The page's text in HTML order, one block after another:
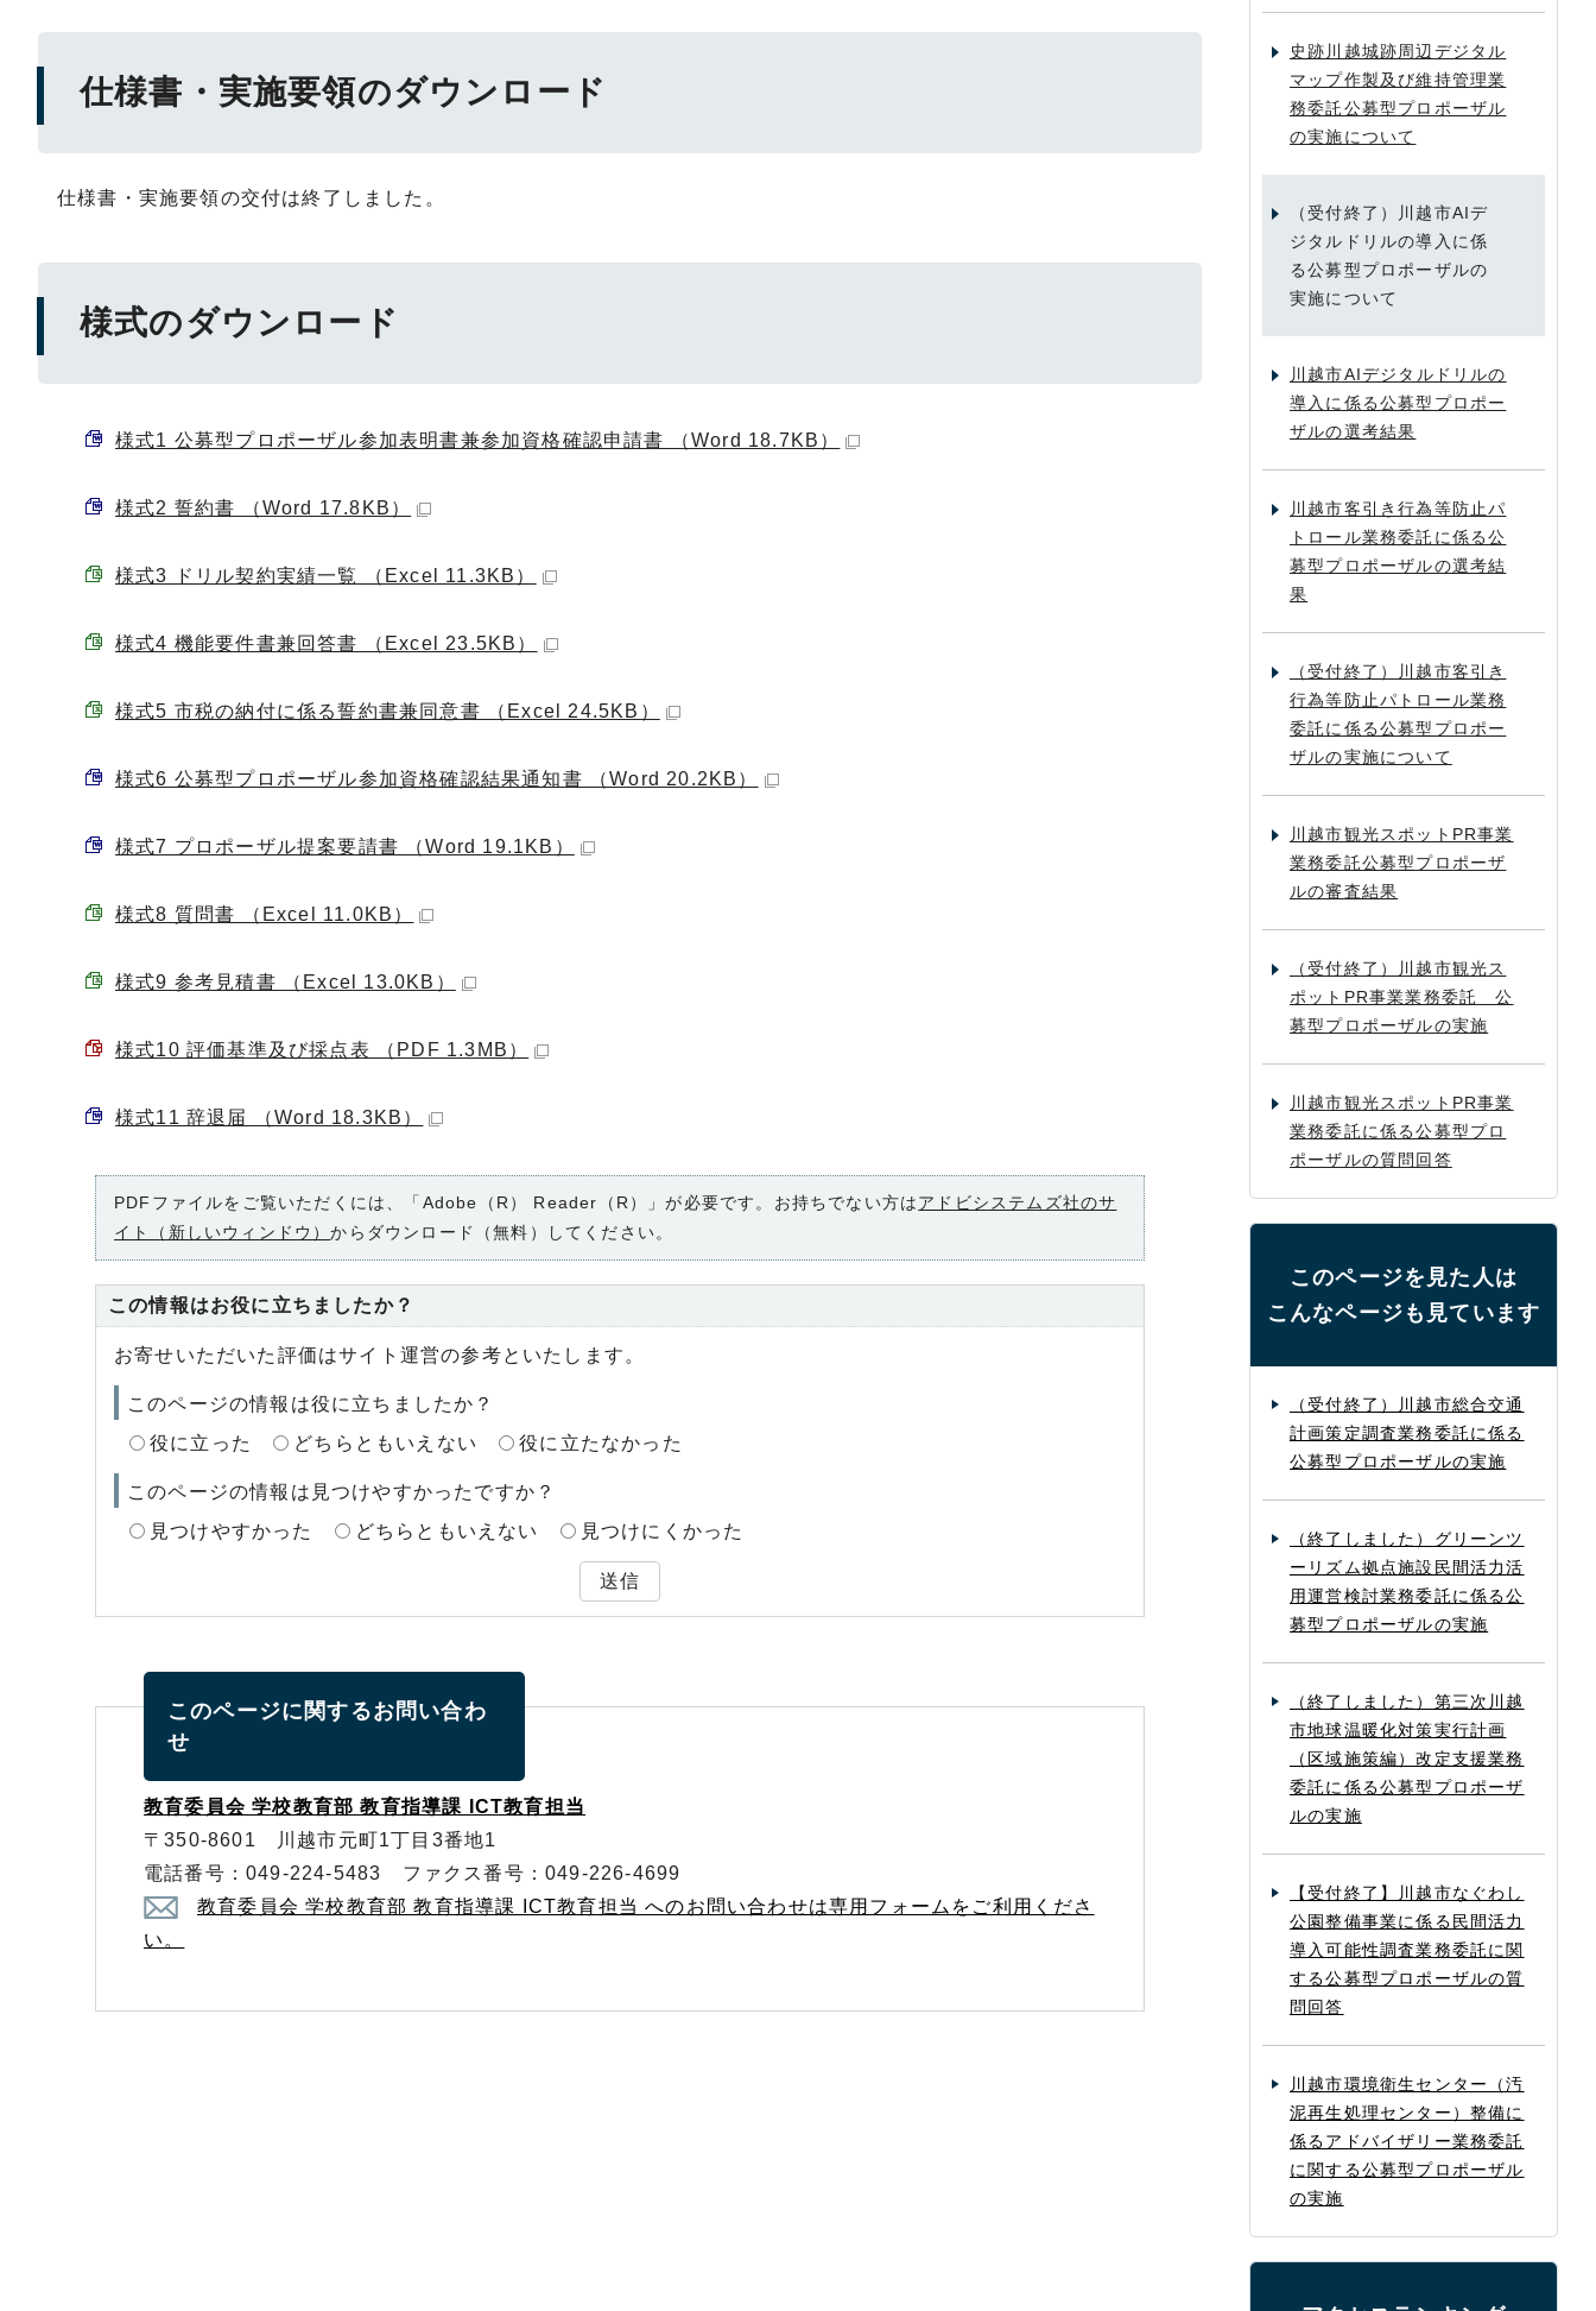
仕様書・実施要領のダウンロード
仕様書・実施要領の交付は終了しました。
様式のダウンロード
様式1 公募型プロポーザル参加表明書兼参加資格確認申請書 （Word 18.7KB）
様式2 誓約書 （Word 17.8KB）
様式3 ドリル契約実績一覧 （Excel 11.3KB）
様式4 機能要件書兼回答書 （Excel 23.5KB）
様式5 市税の納付に係る誓約書兼同意書 （Excel 24.5KB）
様式6 公募型プロポーザル参加資格確認結果通知書 （Word 20.2KB）
様式7 プロポーザル提案要請書 （Word 19.1KB）
様式8 質問書 （Excel 11.0KB）
様式9 参考見積書 （Excel 13.0KB）
様式10 評価基準及び採点表 （PDF 1.3MB）
様式11 辞退届 （Word 18.3KB）
PDFファイルをご覧いただくには、「Adobe（R） Reader（R）」が必要です。お持ちでない方はアドビシステムズ社のサ
イト（新しいウィンドウ）からダウンロード（無料）してください。
この情報はお役に立ちましたか？
お寄せいただいた評価はサイト運営の参考といたします。
このページの情報は役に立ちましたか？
役に立った
どちらともいえない 役に立たなかった
このページの情報は見つけやすかったですか？
見つけやすかった
どちらともいえない 見つけにくかった
送信
このページに関するお問い合わ
せ
教育委員会 学校教育部 教育指導課 ICT教育担当
〒350-8601 川越市元町1丁目3番地1
電話番号：049-224-5483 ファクス番号：049-226-4699
教育委員会 学校教育部 教育指導課 ICT教育担当 へのお問い合わせは専用フォームをご利用くださ
い。
史跡川越城跡周辺デジタル
マップ作製及び維持管理業
務委託公募型プロポーザル
の実施について
（受付終了）川越市AIデ
ジタルドリルの導入に係
る公募型プロポーザルの
実施について
川越市AIデジタルドリルの
導入に係る公募型プロポー
ザルの選考結果
川越市客引き行為等防止パ
トロール業務委託に係る公
募型プロポーザルの選考結
果
（受付終了）川越市客引き
行為等防止パトロール業務
委託に係る公募型プロポー
ザルの実施について
川越市観光スポットPR事業
業務委託公募型プロポーザ
ルの審査結果
（受付終了）川越市観光ス
ポットPR事業業務委託 公
募型プロポーザルの実施
川越市観光スポットPR事業
業務委託に係る公募型プロ
ポーザルの質問回答
このページを見た人は
こんなページも見ています
（受付終了）川越市総合交通
計画策定調査業務委託に係る
公募型プロポーザルの実施
（終了しました）グリーンツ
ーリズム拠点施設民間活力活
用運営検討業務委託に係る公
募型プロポーザルの実施
（終了しました）第三次川越
市地球温暖化対策実行計画
（区域施策編）改定支援業務
委託に係る公募型プロポーザ
ルの実施
【受付終了】川越市なぐわし
公園整備事業に係る民間活力
導入可能性調査業務委託に関
する公募型プロポーザルの質
問回答
川越市環境衛生センター（汚
泥再生処理センター）整備に
係るアドバイザリー業務委託
に関する公募型プロポーザル
の実施